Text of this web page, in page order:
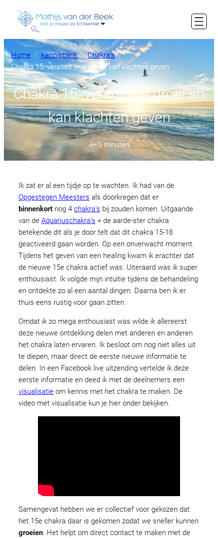
inhoud
Home
Kennisbank
Chakra’s
Chakra 15: versnelt je groei en kan klachten geven
Chakra 15: versnelt je groei en
kan klachten geven
4–5 minuten
Ik zat er al een tijdje op te wachten. Ik had van de
Opgestegen Meesters als doorkregen dat er
binnenkort nog 4 chakra’s bij zouden komen. Uitgaande
van de Aquariuschakra’s + de aarde-ster chakra
betekende dit als je door telt dat dit chakra 15-18
geactiveerd gaan worden. Op een onverwacht moment.
Tijdens het geven van een healing kwam ik erachter dat
de nieuwe 15e chakra actief was. Uiteraard was ik super
enthousiast. Ik volgde mijn intuïtie tijdens de behandeling
en ontdekte zo al een aantal dingen. Daarna ben ik er
thuis eens rustig voor gaan zitten.
Omdat ik zo mega enthousiast was wilde ik allereerst
deze nieuwe ontdekking delen met anderen en anderen
het chakra laten ervaren. Ik besloot om nog niet alles uit
te diepen, maar direct de eerste nieuwe informatie te
delen. In een Facebook live uitzending vertelde ik deze
eerste informatie en deed ik met de deelnemers een
visualisatie om kennis met het chakra te maken. De
video met visualisatie kun je hier onder bekijken.
Samengevat hebben we er collectief voor gekozen dat
het 15e chakra daar is gekomen zodat we sneller kunnen
groeien. Het helpt om direct contact te maken met de